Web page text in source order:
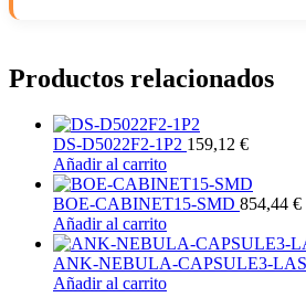
Productos relacionados
DS-D5022F2-1P2 159,12 €
Añadir al carrito
BOE-CABINET15-SMD 854,44 €
Añadir al carrito
ANK-NEBULA-CAPSULE3-
Añadir al carrito